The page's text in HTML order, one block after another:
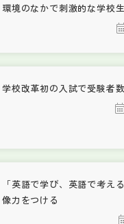
環境のなかで刺激的な学校
学校改革初の入試で受験者
「英語で学び、英語で考え
像力をつける